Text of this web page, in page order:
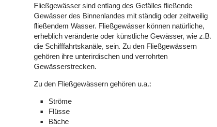
Fließgewässer sind entlang des Gefälles fließende
Gewässer des Binnenlandes mit ständig oder zeitweilig
fließendem Wasser. Fließgewässer können natürliche,
erheblich veränderte oder künstliche Gewässer, wie z.B.
die Schifffahrtskanäle, sein. Zu den Fließgewässern
gehören ihre unterirdischen und verrohrten
Gewässerstrecken.
Zu den Fließgewässern gehören u.a.:
Ströme
Flüsse
Bäche